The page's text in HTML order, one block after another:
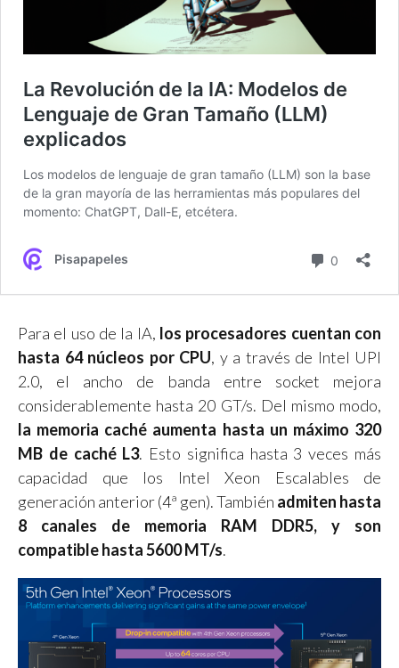
Para el uso de la IA, los procesadores cuentan con
hasta 64 núcleos por CPU, y a través de Intel UPI
2.0, el ancho de banda entre socket mejora
considerablemente hasta 20 GT/s. Del mismo modo,
la memoria caché aumenta hasta un máximo 320
MB de caché L3. Esto significa hasta 3 veces más
capacidad que los Intel Xeon Escalables de
generación anterior (4ª gen). También admiten hasta
8 canales de memoria RAM DDR5, y son
compatible hasta 5600 MT/s.